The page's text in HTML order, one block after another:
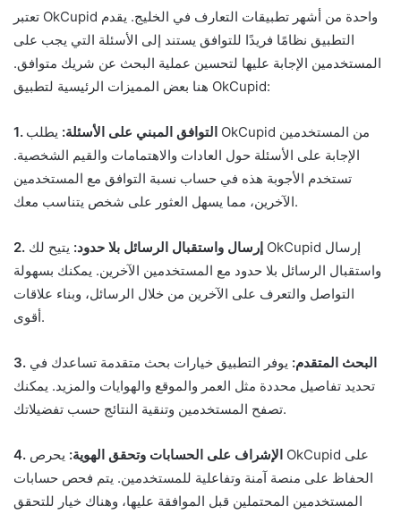
تعتبر OkCupid واحدة من أشهر تطبيقات التعارف في الخليج. يقدم
التطبيق نظامًا فريدًا للتوافق يستند إلى الأسئلة التي يجب على
المستخدمين الإجابة عليها لتحسين عملية البحث عن شريك متوافق.
هنا بعض المميزات الرئيسية لتطبيق OkCupid:
1. التوافق المبني على الأسئلة: يطلب OkCupid من المستخدمين
الإجابة على الأسئلة حول العادات والاهتمامات والقيم الشخصية.
تستخدم الأجوبة هذه في حساب نسبة التوافق مع المستخدمين
الآخرين، مما يسهل العثور على شخص يتناسب معك.
2. إرسال واستقبال الرسائل بلا حدود: يتيح لك OkCupid إرسال
واستقبال الرسائل بلا حدود مع المستخدمين الآخرين. يمكنك بسهولة
التواصل والتعرف على الآخرين من خلال الرسائل، وبناء علاقات
أقوى.
3. البحث المتقدم: يوفر التطبيق خيارات بحث متقدمة تساعدك في
تحديد تفاصيل محددة مثل العمر والموقع والهوايات والمزيد. يمكنك
تصفح المستخدمين وتنقية النتائج حسب تفضيلاتك.
4. الإشراف على الحسابات وتحقق الهوية: يحرص OkCupid على
الحفاظ على منصة آمنة وتفاعلية للمستخدمين. يتم فحص حسابات
المستخدمين المحتملين قبل الموافقة عليها، وهناك خيار للتحقق